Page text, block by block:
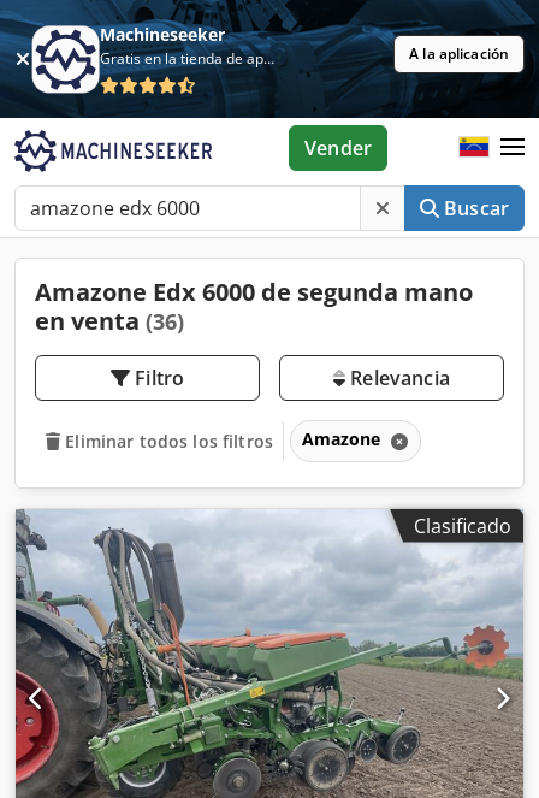
Machineseeker
Gratis en la tienda de aplicaciones A la aplicación
Buscar
Vender
Amazone Edx 6000 de segunda mano
en venta (36)
Filtro Relevancia
Eliminar todos los filtros Amazone
Clasificado